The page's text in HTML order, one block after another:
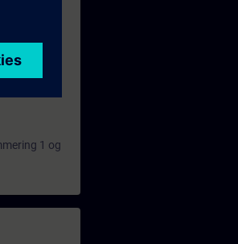
1 og